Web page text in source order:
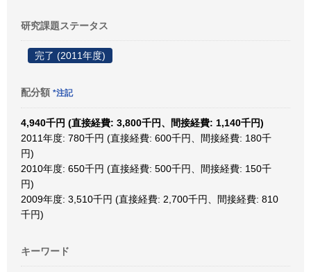
研究課題ステータス
完了 (2011年度)
配分額 *注記
4,940千円 (直接経費: 3,800千円、間接経費: 1,140千円)
2011年度: 780千円 (直接経費: 600千円、間接経費: 180千
円)
2010年度: 650千円 (直接経費: 500千円、間接経費: 150千
円)
2009年度: 3,510千円 (直接経費: 2,700千円、間接経費: 810
千円)
キーワード